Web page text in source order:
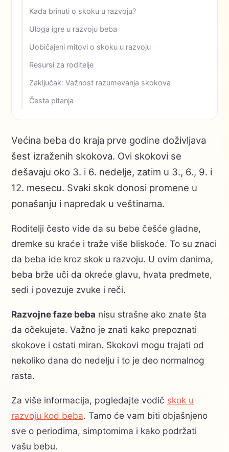
Kada brinuti o skoku u razvoju?
Uloga igre u razvoju beba
Uobičajeni mitovi o skoku u razvoju
Resursi za roditelje
Zaključak: Važnost razumevanja skokova
Česta pitanja
Većina beba do kraja prve godine doživljava
šest izraženih skokova. Ovi skokovi se
dešavaju oko 3. i 6. nedelje, zatim u 3., 6., 9. i
12. mesecu. Svaki skok donosi promene u
ponašanju i napredak u veštinama.
Roditelji često vide da su bebe češće gladne,
dremke su kraće i traže više bliskoće. To su znaci
da beba ide kroz skok u razvoju. U ovim danima,
beba brže uči da okreće glavu, hvata predmete,
sedi i povezuje zvuke i reči.
Razvojne faze beba nisu strašne ako znate šta
da očekujete. Važno je znati kako prepoznati
skokove i ostati miran. Skokovi mogu trajati od
nekoliko dana do nedelju i to je deo normalnog
rasta.
Za više informacija, pogledajte vodič skok u
razvoju kod beba. Tamo će vam biti objašnjeno
sve o periodima, simptomima i kako podržati
vašu bebu.